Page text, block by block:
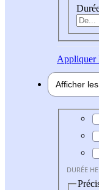
Appliquer
Afficher
Durée
DURÉE